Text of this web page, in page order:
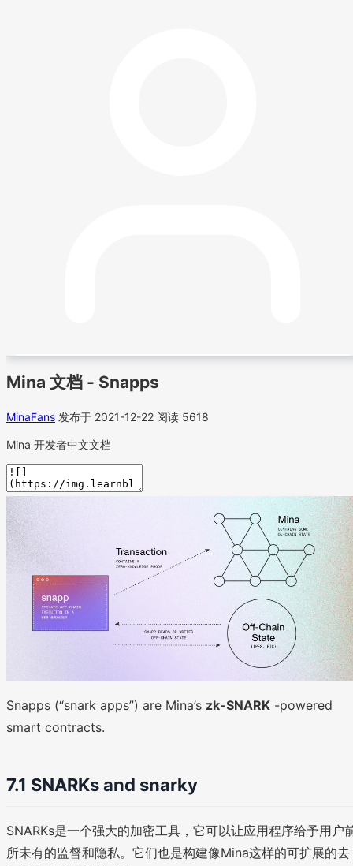
Mina 文档 - Snapps
MinaFans 发布于 2021-12-22 阅读 5618
Mina 开发者中文文档
Snapps (“snark apps”) are Mina’s zk-SNARK -powered
smart contracts.
7.1 SNARKs and snarky
SNARKs是一个强大的加密工具，它可以让应用程序给予用户
所未有的监督和隐私。它们也是构建像Mina这样的可扩展的去